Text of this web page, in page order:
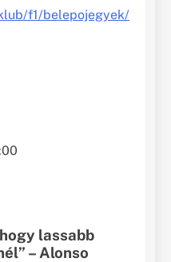
f1/belepojegyek/
lassabb
– Alonso